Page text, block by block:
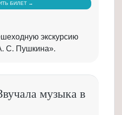
БИЛЕТ →
экскурсию
С. Пушкина».
музыка в